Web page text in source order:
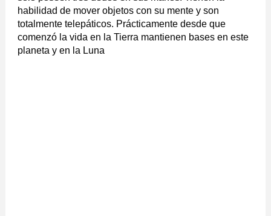
habilidad de mover objetos con su mente y son
totalmente telepáticos. Prácticamente desde que
comenzó la vida en la Tierra mantienen bases en este
planeta y en la Luna